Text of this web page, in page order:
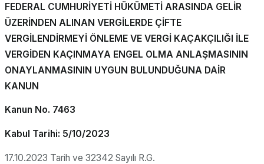
FEDERAL CUMHURİYETİ HÜKÜMETİ ARASINDA GELİR
ÜZERİNDEN ALINAN VERGİLERDE ÇİFTE
VERGİLENDİRMEYİ ÖNLEME VE VERGİ KAÇAKÇILIĞI İLE
VERGİDEN KAÇINMAYA ENGEL OLMA ANLAŞMASININ
ONAYLANMASININ UYGUN BULUNDUĞUNA DAİR
KANUN
Kanun No. 7463
Kabul Tarihi: 5/10/2023
17.10.2023 Tarih ve 32342 Sayılı R.G.